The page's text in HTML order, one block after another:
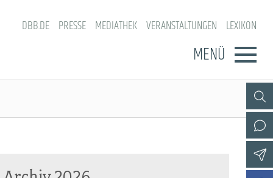
DBB.DE PRESSE MEDIATHEK VERANSTALTUNGEN LEXIKON
MENÜ